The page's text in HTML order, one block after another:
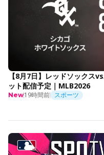
【8月7日】レッドソックス
ット配信予定｜MLB2026
New19時間前 スポーツ